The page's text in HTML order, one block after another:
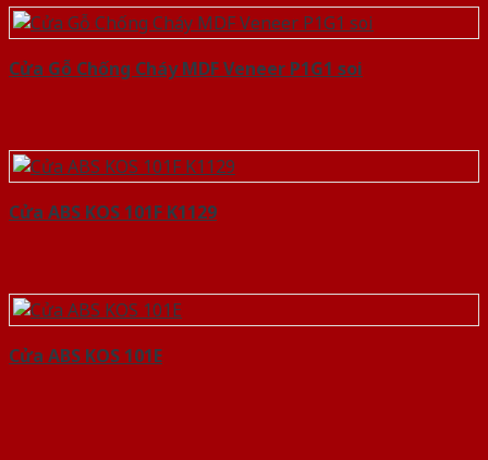
Cửa Gỗ Chống Cháy MDF Veneer P1G1 soi
Cửa ABS KOS 101F K1129
Cửa ABS KOS 101E